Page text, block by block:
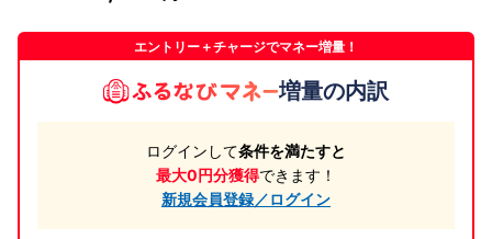
エントリー＋チャージでマネー増量！
増量の内訳
ログインして条件を満たすと
最大0円分獲得できます！
新規会員登録／ログイン